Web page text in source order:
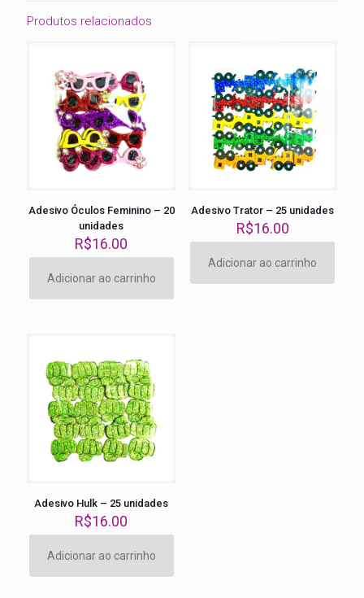
Produtos relacionados
Adesivo Óculos Feminino – 20
unidades
R$16.00
Adicionar ao carrinho
Adesivo Trator – 25 unidades
R$16.00
Adicionar ao carrinho
Adesivo Hulk – 25 unidades
R$16.00
Adicionar ao carrinho